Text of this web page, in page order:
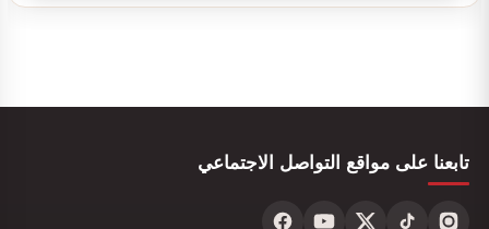
تابعنا على مواقع التواصل الاجتماعي